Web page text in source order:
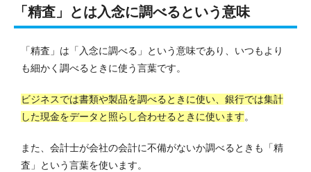
「精査」とは入念に調べるという意味
「精査」は「入念に調べる」という意味であり、いつもより
も細かく調べるときに使う言葉です。
ビジネスでは書類や製品を調べるときに使い、銀行では集計
した現金をデータと照らし合わせるときに使います。
また、会計士が会社の会計に不備がないか調べるときも「精
査」という言葉を使います。